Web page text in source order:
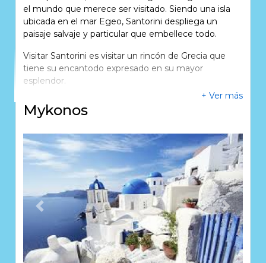
el mundo que merece ser visitado. Siendo una isla
ubicada en el mar Egeo, Santorini despliega un
paisaje salvaje y particular que embellece todo.
Visitar Santorini es visitar un rincón de Grecia que
tiene su encantodo expresado en su mayor
esplendor.
+ Ver más
Mykonos
Previous Next